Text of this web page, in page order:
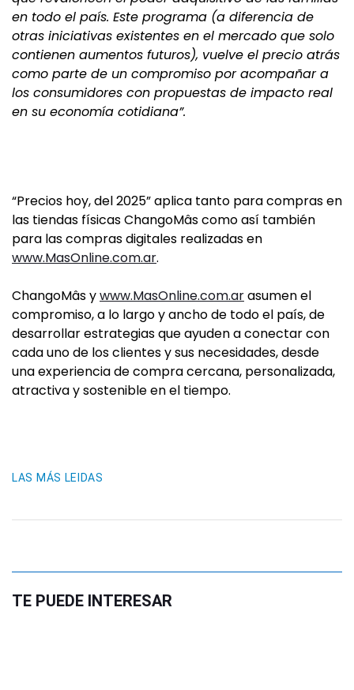
en todo el país. Este programa (a diferencia de
otras iniciativas existentes en el mercado que solo
contienen aumentos futuros), vuelve el precio atrás
como parte de un compromiso por acompañar a
los consumidores con propuestas de impacto real
en su economía cotidiana”.
“Precios hoy, del 2025” aplica tanto para compras en
las tiendas físicas ChangoMâs como así también
para las compras digitales realizadas en
www.MasOnline.com.ar.
ChangoMâs ywww.MasOnline.com.arasumen el
compromiso, a lo largo y ancho de todo el país, de
desarrollar estrategias que ayuden a conectar con
cada uno de los clientes y sus necesidades, desde
una experiencia de compra cercana, personalizada,
atractiva y sostenible en el tiempo.
LAS MÁS LEIDAS
TE PUEDE INTERESAR